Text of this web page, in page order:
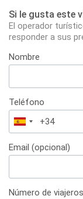
Si le gusta este
El operador
responder a sus
Nombre
Teléfono
España
+34
Email (opcional)
Número de